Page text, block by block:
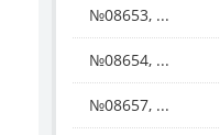
№08653, ...
№08654, ...
№08657, ...